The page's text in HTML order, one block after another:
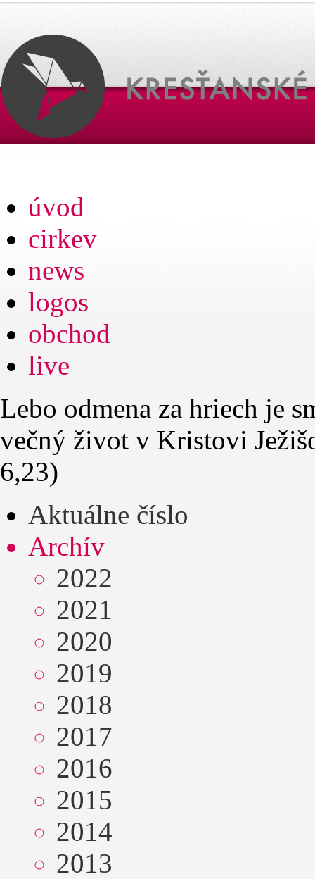
úvod
cirkev
news
logos
obchod
live
Lebo odmena za hriech je
večný život v Kristovi
6,23)
Aktuálne číslo
Archív
2022
2021
2020
2019
2018
2017
2016
2015
2014
2013